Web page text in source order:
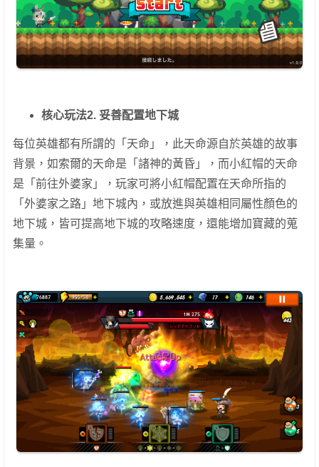
核心玩法2. 妥善配置地下城
每位英雄都有所謂的「天命」，此天命源自於英雄的故事
背景，如索爾的天命是「諸神的黃昏」，而小紅帽的天命
是「前往外婆家」，玩家可將小紅帽配置在天命所指的
「外婆家之路」地下城內，或放進與英雄相同屬性顏色的
地下城，皆可提高地下城的攻略速度，還能增加寶藏的蒐
集量。